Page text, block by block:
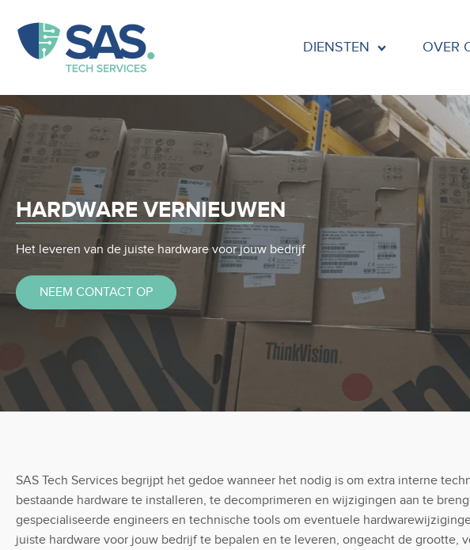
DIENSTEN OVER
HARDWARE VERNIEUWEN
Het leveren van de juiste hardware voor jouw bedrijf
NEEM CONTACT OP
SAS Tech Services begrijpt het gedoe wanneer het nodig is om extra interne
bestaande hardware te installeren, te decomprimeren en wijzigingen aan te
gespecialiseerde engineers en technische tools om eventuele
juiste hardware voor jouw bedrijf te bepalen en te leveren, ongeacht de grootte,